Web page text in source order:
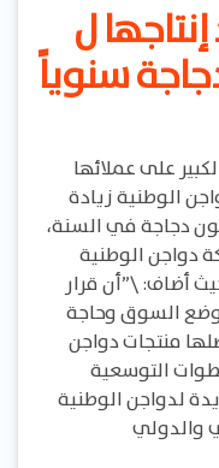
ل
سنوياً (2014-
الوطنية زيادة
من الدجاج ليصل إلى 300 مليون دجاجة في السنة،
دواجن الوطنية
أضاف: \”أن قرار
لوضع السوق وحاجة
منتجات دواجن
التوسعية
لدواجن الوطنية